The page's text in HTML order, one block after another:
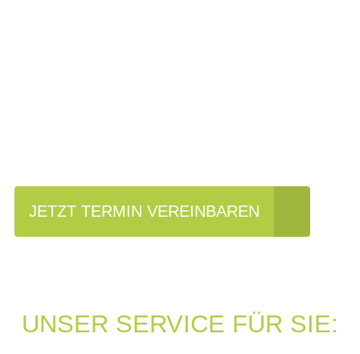
JETZT TERMIN VEREINBAREN
UNSER SERVICE FÜR SIE: